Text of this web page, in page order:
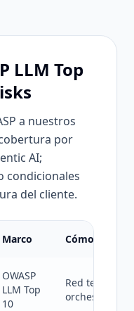
LLM Top
a nuestros
por
AI;
condicionales
del cliente.
Marco Cómo lo
OWASP
LLM Top
10
Red team
orchestrators